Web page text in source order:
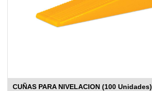
CUÑAS PARA NIVELACION (100 Unidades)